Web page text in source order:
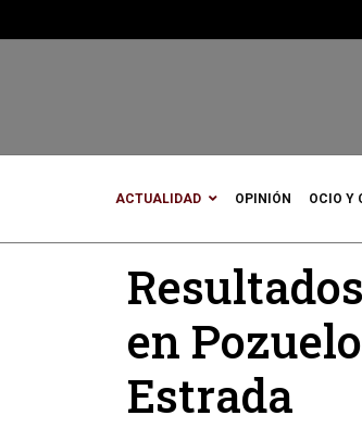
ACTUALIDAD OPINIÓN OCIO Y
en
Estrada